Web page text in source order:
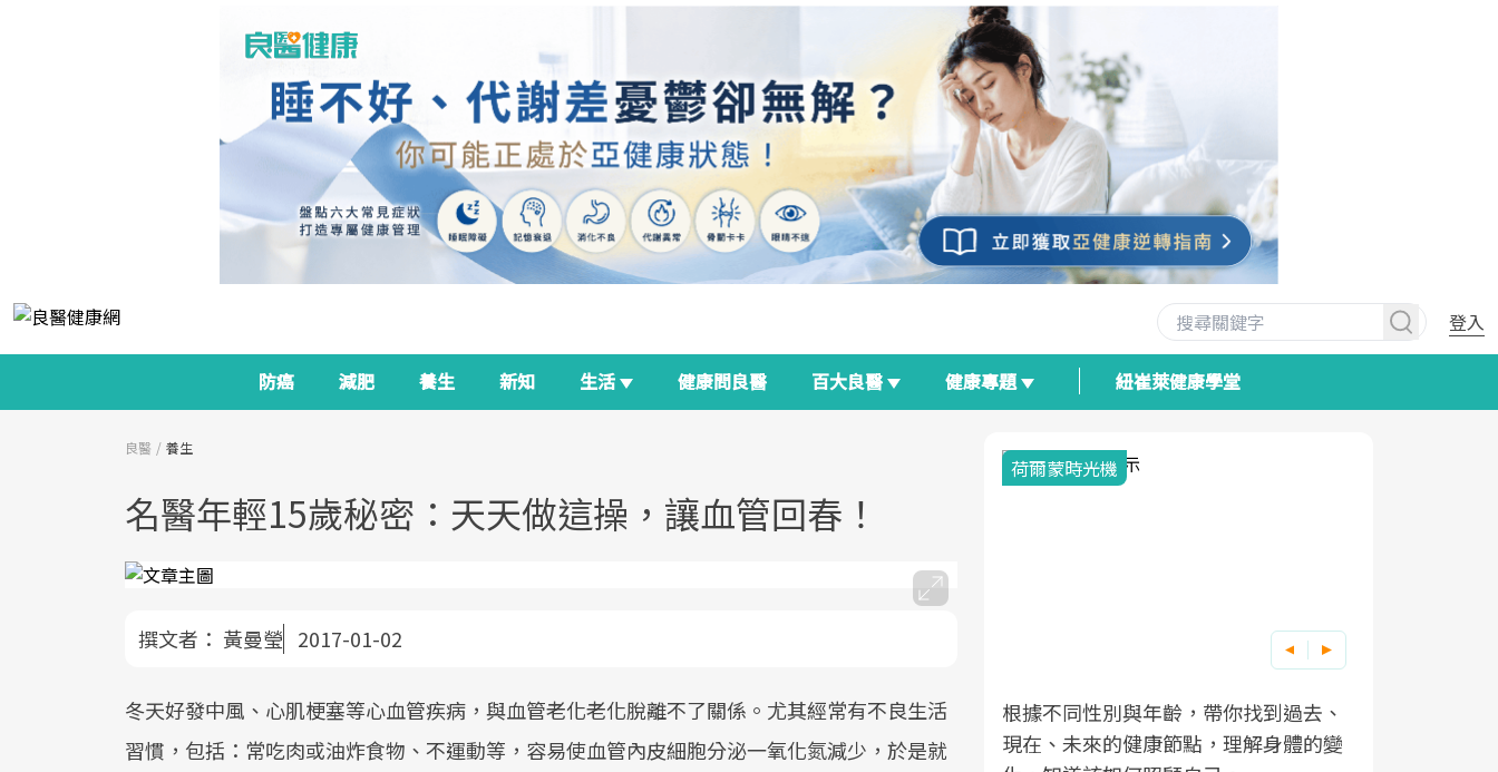
登入
防癌 減肥 養生 新知 生活 健康問良醫 百大良醫 健康專題 紐崔萊健康學堂
良醫 養生
名醫年輕15歲秘密：天天做這操，讓血管回春！
撰文者： 黃曼瑩 2017-01-02
冬天好發中風、心肌梗塞等心血管疾病，與血管老化老化脫離不了關係。尤其經常有不良生活
習慣，包括：常吃肉或油炸食物、不運動等，容易使血管內皮細胞分泌一氧化氮減少，於是就
面對超高齡社會的浪潮，台灣正在快速
邁向「健康照護」的新時代。隨著國家
2025年，就到良醫生活祭體驗「一站式
健康新生活」，從講座、體驗到運動，
良醫健康網從「換季的身體變化」出
發，透過醫學觀點與日常感受的對話，
荷爾蒙時光機
根據不同性別與年齡，帶你找到過去、
現在、未來的健康節點，理解身體的變